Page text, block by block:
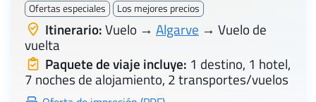
Ofertas especiales
Los mejores precios
Itinerario:Vuelo → Algarve → Vuelo de
vuelta
Paquete de viaje incluye: 1 destino, 1 hotel,
7 noches de alojamiento, 2 transportes/vuelos